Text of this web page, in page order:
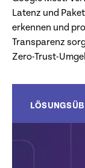
Latenz und
erkennen und
Transparenz
Zero-Trust-